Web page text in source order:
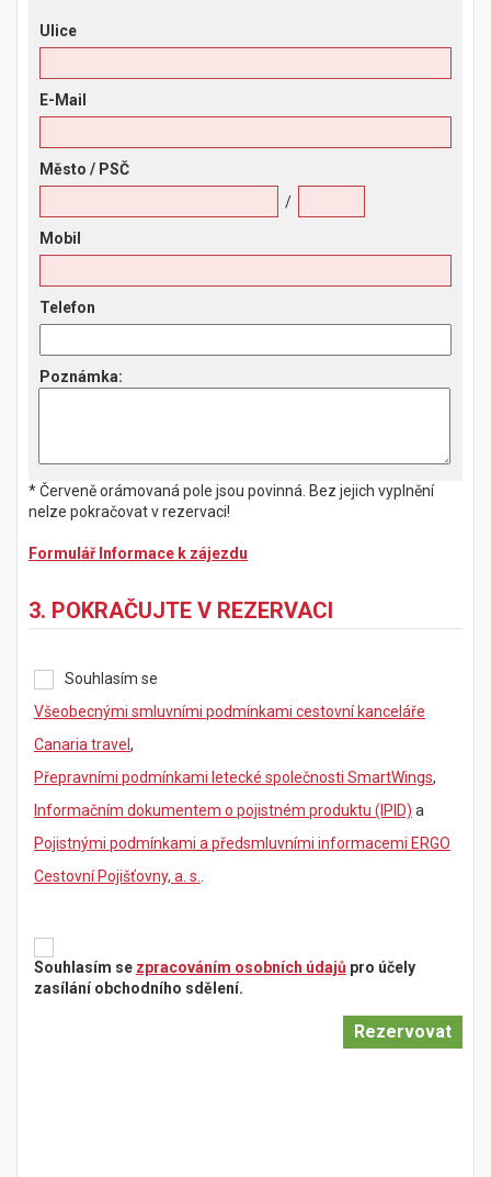
Ulice
E-Mail
Město / PSČ
/
Mobil
Telefon
Poznámka:
* Červeně orámovaná pole jsou povinná. Bez jejich vyplnění
nelze pokračovat v rezervaci!
Formulář Informace k zájezdu
3. POKRAČUJTE V REZERVACI
Souhlasím se
Všeobecnými smluvními podmínkami cestovní kanceláře
Canaria travel ,
Přepravními podmínkami letecké společnosti SmartWings,
Informačním dokumentem o pojistném produktu (IPID) a
Pojistnými podmínkami a předsmluvními informacemi ERGO
Cestovní Pojišťovny, a. s.
Souhlasím se zpracováním osobních údajů pro účely
zasílání obchodního sdělení.